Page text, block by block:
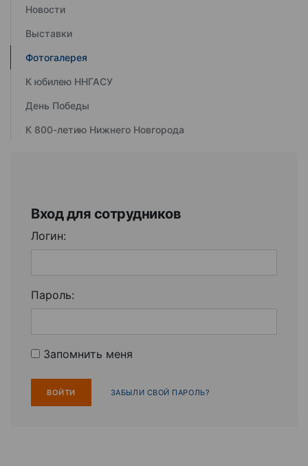
Новости
Выставки
Фотогалерея
К юбилею ННГАСУ
День Победы
К 800-летию Нижнего Новгорода
Вход для сотрудников
Логин:
Пароль:
Запомнить меня
ЗАБЫЛИ СВОЙ ПАРОЛЬ?